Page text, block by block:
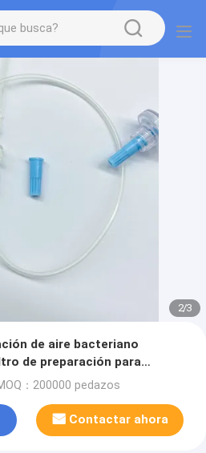
2/3
de aire bacteriano
de preparación para
：200000 pedazos
Contactar ahora